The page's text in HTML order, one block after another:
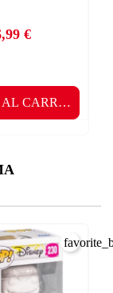
Precio
€
CARRITO